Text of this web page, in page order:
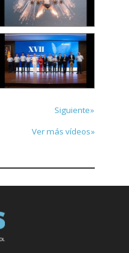
Siguiente»
Ver más vídeos»